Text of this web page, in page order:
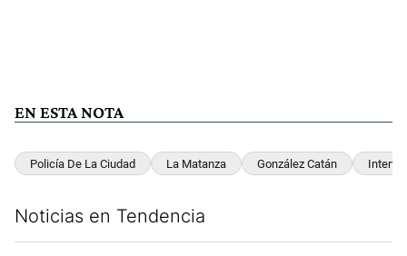
EN ESTA NOTA
Policía De La Ciudad La Matanza González Catán Intento
Noticias en Tendencia